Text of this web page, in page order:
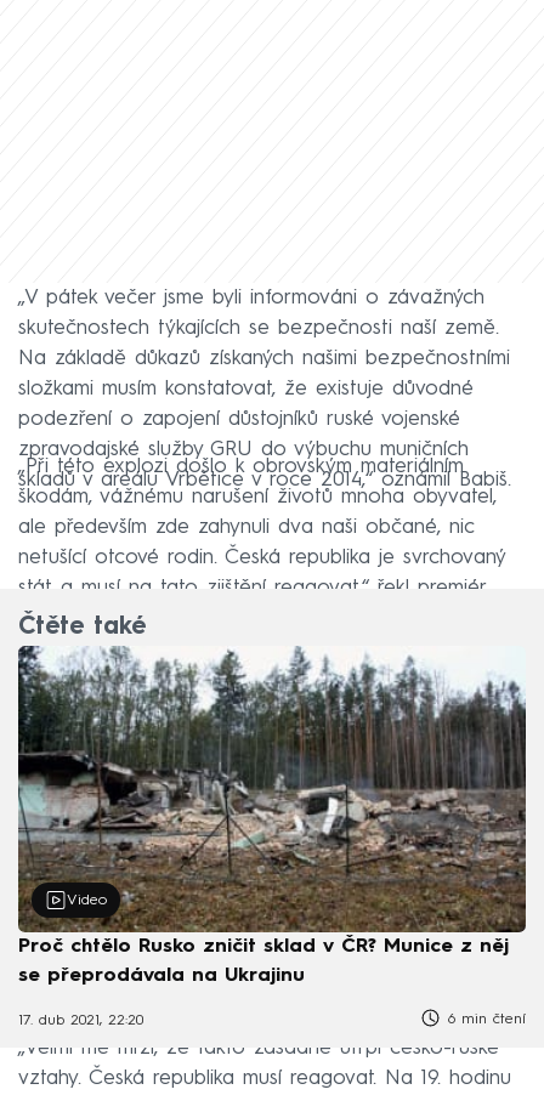
„V pátek večer jsme byli informováni o závažných
skutečnostech týkajících se bezpečnosti naší země.
Na základě důkazů získaných našimi bezpečnostními
složkami musím konstatovat, že existuje důvodné
podezření o zapojení důstojníků ruské vojenské
zpravodajské služby GRU do výbuchu muničních
skladů v areálu Vrbětice v roce 2014,“ oznámil Babiš.
„Při této explozi došlo k obrovským materiálním
škodám, vážnému narušení životů mnoha obyvatel,
ale především zde zahynuli dva naši občané, nic
netušící otcové rodin. Česká republika je svrchovaný
stát a musí na tato zjištění reagovat,“ řekl premiér.
Čtěte také
Video
Proč chtělo Rusko zničit sklad v ČR? Munice z něj
se přeprodávala na Ukrajinu
17. dub 2021, 22:20 6 min čtení
„Velmi mě mrzí, že takto zásadně utrpí česko-ruské
vztahy. Česká republika musí reagovat. Na 19. hodinu